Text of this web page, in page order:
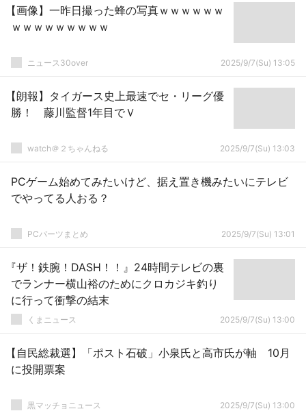
【画像】一昨日撮った蜂の写真ｗｗｗｗｗｗ
ｗｗｗｗｗｗｗｗｗ
ニュース30over 2025/9/7(Su) 13:05
【朗報】タイガース史上最速でセ・リーグ優
勝！ 藤川監督1年目でＶ
watch＠２ちゃんねる 2025/9/7(Su) 13:03
PCゲーム始めてみたいけど、据え置き機みたいにテレビ
でやってる人おる？
PCパーツまとめ 2025/9/7(Su) 13:01
『ザ！鉄腕！DASH！！』24時間テレビの裏
でランナー横山裕のためにクロカジキ釣り
に行って衝撃の結末
くまニュース 2025/9/7(Su) 13:00
【自民総裁選】「ポスト石破」小泉氏と高市氏が軸 10月
に投開票案
黒マッチョニュース 2025/9/7(Su) 13:00